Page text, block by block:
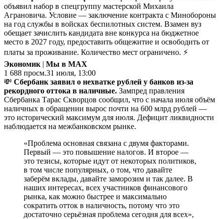
объявил набор в спецгруппу мастерской Михаила
Аграновича. Условие — заключение контракта с Минобороны
на год службы в войсках беспилотных систем. Взамен вуз
обещает зачислить кандидата вне конкурса на бюджетное
место в 2027 году, предоставить общежитие и освободить от
платы за проживание. Количество мест ограничено. ⚡
Экономик | Мы в MAX
1 688 просм.31 июля, 13:00
💸 Сбербанк заявил о нехватке рублей у банков из-за
рекордного оттока в наличные. Зампред правления
Сбербанка Тарас Скворцов сообщил, что с начала июля объём
наличных в обращении вырос почти на 600 млрд рублей —
это исторический максимум для июля. Дефицит ликвидности
наблюдается на межбанковском рынке.
«Проблема основная связана с двумя факторами.
Первый — это повышение налогов. И второе —
это тезисы, которые идут от некоторых политиков,
в том числе популярных, о том, что давайте
заберём вклады, давайте заморозим и так далее. В
наших интересах, всех участников финансового
рынка, как можно быстрее и максимально
сократить отток в наличность, потому что это
достаточно серьёзная проблема сегодня для всех»,